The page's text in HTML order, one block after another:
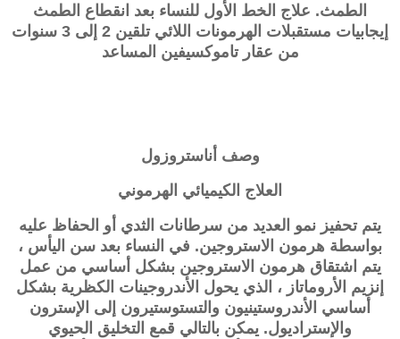
الطمث. علاج الخط الأول للنساء بعد انقطاع الطمث
إيجابيات مستقبلات الهرمونات اللائي تلقين 2 إلى 3 سنوات
من عقار تاموكسيفين المساعد
وصف أناستروزول
العلاج الكيميائي الهرموني
يتم تحفيز نمو العديد من سرطانات الثدي أو الحفاظ عليه
بواسطة هرمون الاستروجين. في النساء بعد سن اليأس ،
يتم اشتقاق هرمون الاستروجين بشكل أساسي من عمل
إنزيم الأروماتاز ​​، الذي يحول الأندروجينات الكظرية بشكل
أساسي الأندروستينيون والتستوستيرون إلى الإسترون
والإستراديول. يمكن بالتالي قمع التخليق الحيوي